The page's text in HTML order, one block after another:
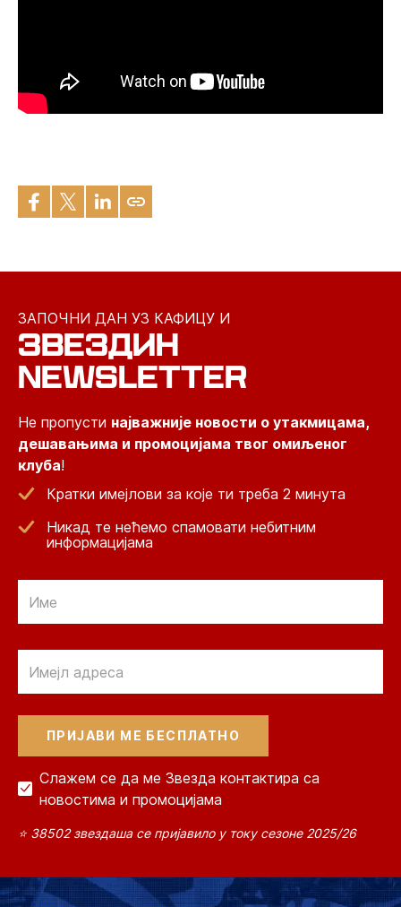
ЗАПОЧНИ ДАН УЗ КАФИЦУ И
ЗВЕЗДИН
NEWSLETTER
Не пропусти најважније новости о утакмицама,
дешавањима и промоцијама твог омиљеног
клуба!
Кратки имејлови за које ти треба 2 минута
Никад те нећемо спамовати небитним
информацијама
Слажем се да ме Звезда контактира са
новостима и промоцијама
⭐ 38502 звездаша се пријавило у току сезоне 2025/26